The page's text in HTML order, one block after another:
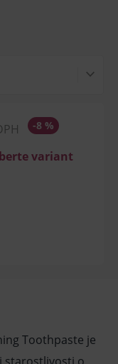
-8 %
variant
Toothpaste je